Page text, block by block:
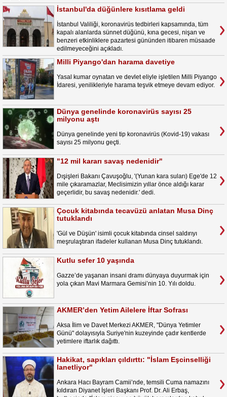
İstanbul'da düğünlere kısıtlama geldi
İstanbul Valiliği, koronavirüs tedbirleri kapsamında, tüm
kapalı alanlarda sünnet düğünü, kına gecesi, nişan ve
benzeri etkinliklere pazartesi gününden itibaren müsaade
edilmeyeceğini açıkladı.
Milli Piyango'dan harama davetiye
Yasal kumar oynatan ve devlet eliyle işletilen Milli Piyango
İdaresi, yenilikleriyle harama teşvik etmeye devam ediyor.
Dünya genelinde koronavirüs sayısı 25
milyonu aştı
Dünya genelinde yeni tip koronavirüs (Kovid-19) vakası
sayısı 25 milyonu geçti.
"12 mil kararı savaş nedenidir"
Dışişleri Bakanı Çavuşoğlu, '(Yunan kara suları) Ege'de 12
mile çıkaramazlar, Meclisimizin yıllar önce aldığı karar
geçerlidir, bu savaş nedenidir.' dedi.
Çocuk kitabında tecavüzü anlatan Musa Dinç
tutuklandı
'Gül ve Düşün' isimli çocuk kitabında cinsel saldırıyı
meşrulaştıran ifadeler kullanan Musa Dinç tutuklandı.
Kutlu sefer 10 yaşında
Gazze’de yaşanan insani dramı dünyaya duyurmak için
yola çıkan Mavi Marmara Gemisi’nin 10. Yılı doldu.
AKMER’den Yetim Ailelere İftar Sofrası
Aksa İlim ve Davet Merkezi AKMER, "Dünya Yetimler
Günü" dolayısıyla Suriye'nin kuzeyinde çadır kentlerde
yetimlere iftarlık dağıttı.
Hakikat, sapıkları çıldırttı: "İslam Eşcinselliği
lanetliyor"
Ankara Hacı Bayram Camii’nde, temsili Cuma namazını
kıldıran Diyanet İşleri Başkanı Prof. Dr. Ali Erbaş,